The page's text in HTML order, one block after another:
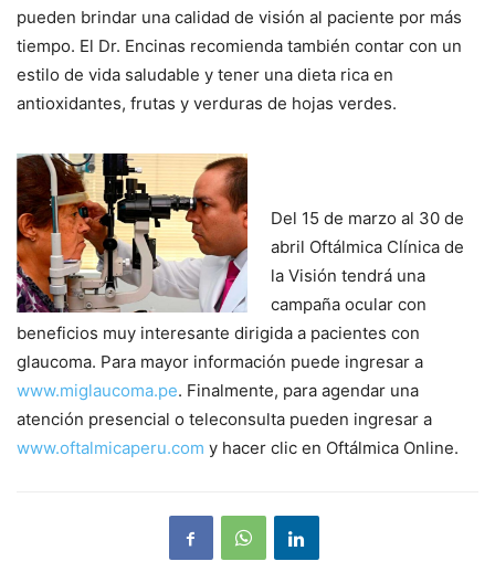
pueden brindar una calidad de visión al paciente por más
tiempo. El Dr. Encinas recomienda también contar con un
estilo de vida saludable y tener una dieta rica en
antioxidantes, frutas y verduras de hojas verdes.
Del 15 de marzo al 30 de
abril Oftálmica Clínica de
la Visión tendrá una
campaña ocular con
beneficios muy interesante dirigida a pacientes con
glaucoma. Para mayor información puede ingresar a
www.miglaucoma.pe. Finalmente, para agendar una
atención presencial o teleconsulta pueden ingresar a
www.oftalmicaperu.com y hacer clic en Oftálmica Online.